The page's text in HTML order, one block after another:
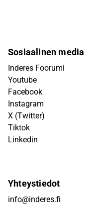
Sosiaalinen media
Inderes Foorumi
Youtube
Facebook
Instagram
X (Twitter)
Tiktok
Linkedin
Yhteystiedot
info@inderes.fi